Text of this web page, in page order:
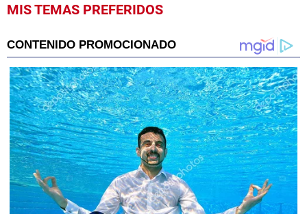
MIS TEMAS PREFERIDOS